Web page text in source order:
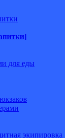
для еды
экипировка